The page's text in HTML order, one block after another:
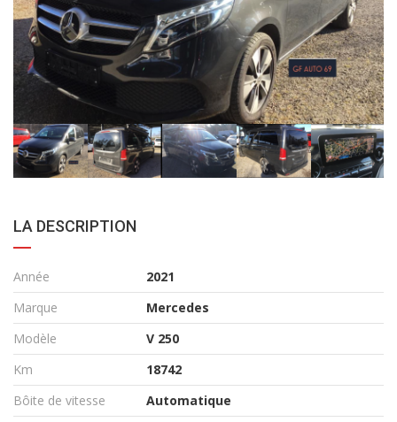
LA DESCRIPTION
Année
2021
Marque
Mercedes
Modèle
V 250
Km
18742
Bôite de vitesse
Automatique